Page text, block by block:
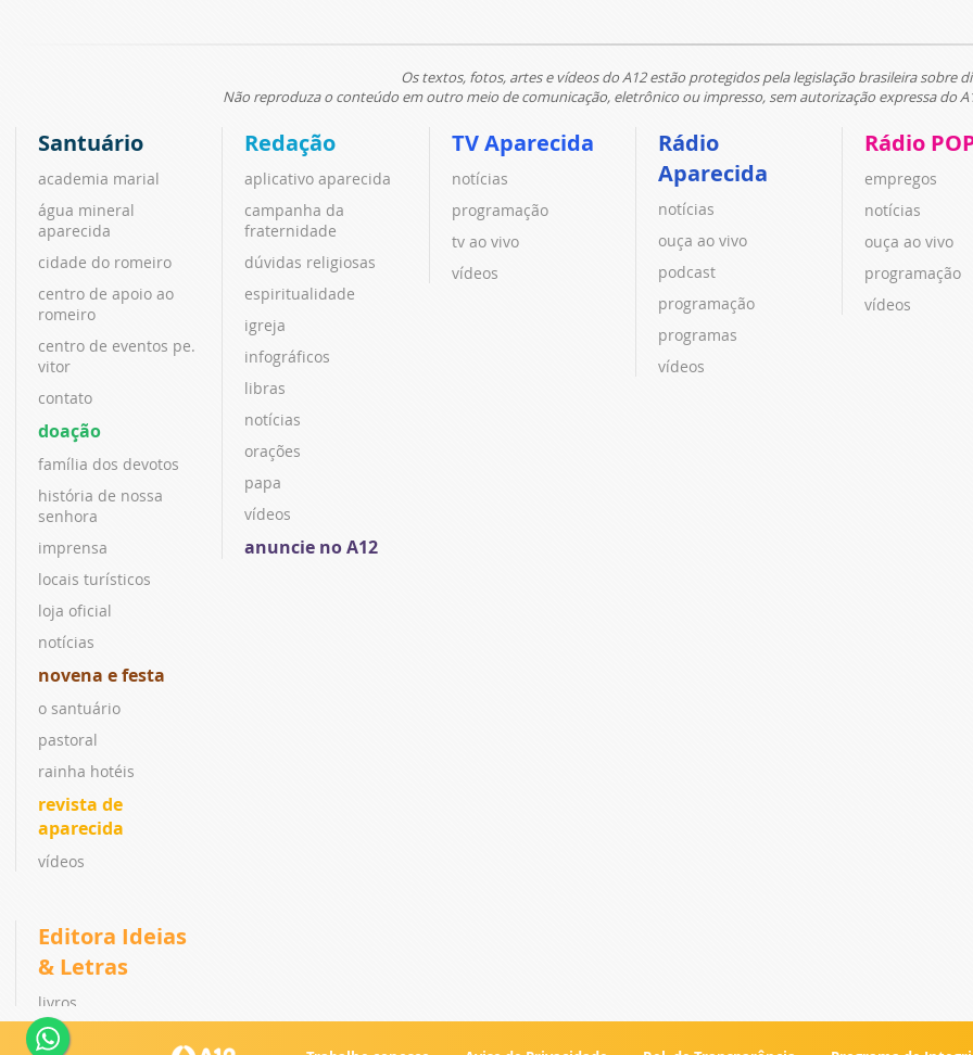
Os textos, fotos, artes e vídeos do A12 estão protegidos pela legislação brasileira sobre
Não reproduza o conteúdo em outro meio de comunicação, eletrônico ou impresso, sem autorização expressa do
Santuário
academia marial
água mineral
aparecida
cidade do romeiro
centro de apoio ao
romeiro
centro de eventos pe.
vitor
contato
doação
família dos devotos
história de nossa
senhora
imprensa
locais turísticos
loja oficial
notícias
novena e festa
o santuário
pastoral
rainha hotéis
revista de
aparecida
vídeos
Redação
aplicativo aparecida
campanha da
fraternidade
dúvidas religiosas
espiritualidade
igreja
infográficos
libras
notícias
orações
papa
vídeos
anuncie no A12
TV Aparecida
notícias
programação
tv ao vivo
vídeos
Rádio
Aparecida
notícias
ouça ao vivo
podcast
programação
programas
vídeos
Rádio
empregos
notícias
ouça ao vivo
programação
vídeos
Editora Ideias
& Letras
livros
coleções